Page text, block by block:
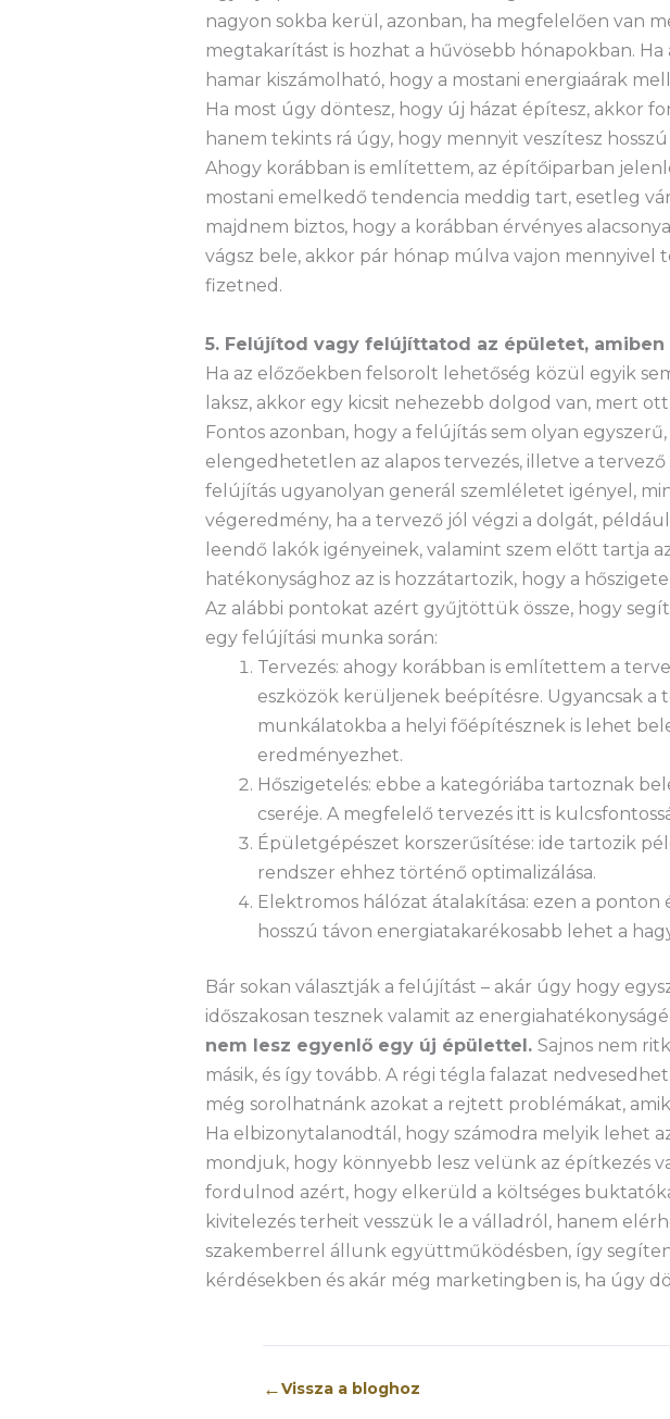
nagyon sokba kerül, azonban, ha megfelelően van
megtakarítást is hozhat a hűvösebb hónapokban.
hamar kiszámolható, hogy a mostani energiaárak
Ha most úgy döntesz, hogy új házat építesz, akkor
hanem tekints rá úgy, hogy mennyit veszítesz
Ahogy korábban is említettem, az építőiparban
mostani emelkedő tendencia meddig tart, esetleg
majdnem biztos, hogy a korábban érvényes
vágsz bele, akkor pár hónap múlva vajon
fizetned.
5. Felújítod vagy felújíttatod az épületet, amiben
Ha az előzőekben felsorolt lehetőség közül egyik
laksz, akkor egy kicsit nehezebb dolgod van, mert
Fontos azonban, hogy a felújítás sem olyan
elengedhetetlen az alapos tervezés, illetve a
felújítás ugyanolyan generál szemléletet igényel,
végeredmény, ha a tervező jól végzi a dolgát,
leendő lakók igényeinek, valamint szem előtt tartja
hatékonysághoz az is hozzátartozik, hogy a
Az alábbi pontokat azért gyűjtöttük össze, hogy
egy felújítási munka során:
Tervezés: ahogy korábban is említettem a
eszközök kerüljenek beépítésre. Ugyancsak a
munkálatokba a helyi főépítésznek is lehet
eredményezhet.
Hőszigetelés: ebbe a kategóriába tartoznak
cseréje. A megfelelő tervezés itt is
Épületgépészet korszerűsítése: ide tartozik
rendszer ehhez történő optimalizálása.
Elektromos hálózat átalakítása: ezen a
hosszú távon energiatakarékosabb lehet a
Bár sokan választják a felújítást – akár úgy hogy
időszakosan tesznek valamit az
nem lesz egyenlő egy új épülettel. Sajnos nem
másik, és így tovább. A régi tégla falazat
még sorolhatnánk azokat a rejtett problémákat,
Ha elbizonytalanodtál, hogy számodra melyik lehet
mondjuk, hogy könnyebb lesz velünk az építkezés
fordulnod azért, hogy elkerüld a költséges
kivitelezés terheit vesszük le a válladról, hanem
szakemberrel állunk együttműködésben, így
kérdésekben és akár még marketingben is, ha úgy
←Vissza a bloghoz